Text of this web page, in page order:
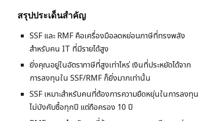
สรุปประเด็นสำคัญ
SSF และ RMF คือเครื่องมือลดหย่อนภาษีที่ทรงพลัง
สำหรับคน IT ที่มีรายได้สูง
ยิ่งคุณอยู่ในอัตราภาษีที่สูงเท่าไหร่ เงินที่ประหยัดได้จาก
การลงทุนใน SSF/RMF ก็ยิ่งมากเท่านั้น
SSF เหมาะสำหรับคนที่ต้องการความยืดหยุ่นในการลงทุน
ไม่บังคับซื้อทุกปี แต่ถือครอง 10 ปี